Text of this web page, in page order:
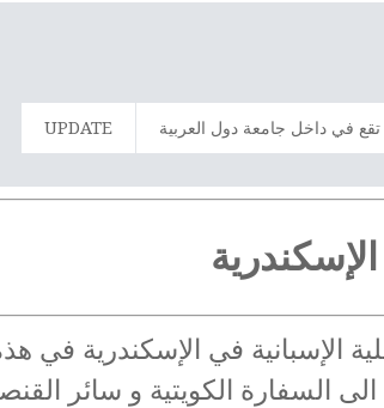
في داخل جامعة دول العربية UPDATE
الإسبانية في الإسكندرية في
السفارة الكويتية و سائر